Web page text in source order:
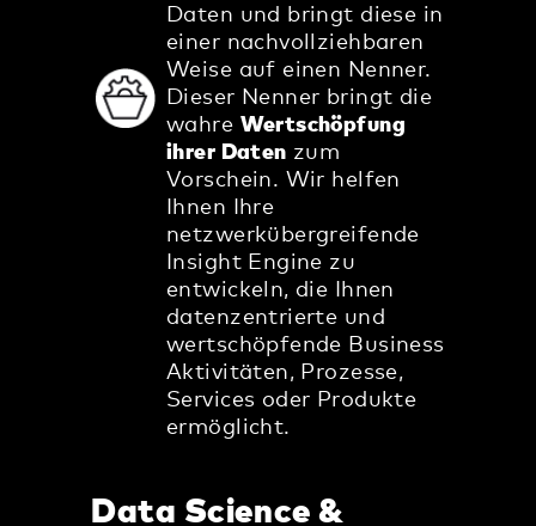
Daten und bringt diese in
einer nachvollziehbaren
Weise auf einen Nenner.
Dieser Nenner bringt die
wahre Wertschöpfung
ihrer Daten zum
Vorschein. Wir helfen
Ihnen Ihre
netzwerkübergreifende
Insight Engine zu
entwickeln, die Ihnen
datenzentrierte und
wertschöpfende Business
Aktivitäten, Prozesse,
Services oder Produkte
ermöglicht.
Data Science &